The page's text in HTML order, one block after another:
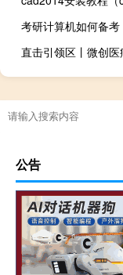
考研计算机如何备考
公告